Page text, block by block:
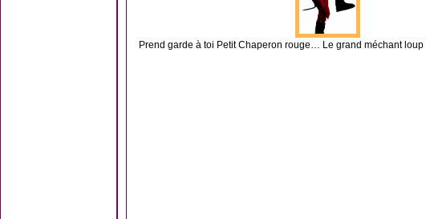
Prend garde à toi Petit Chaperon rouge… Le grand méchant